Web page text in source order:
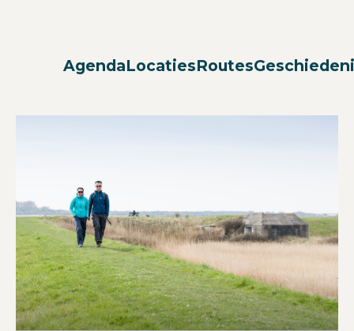
AgendaLocatiesRoutes